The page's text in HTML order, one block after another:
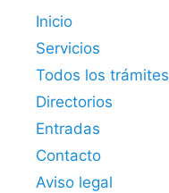
Inicio
Servicios
Todos los trámites
Directorios
Entradas
Contacto
Aviso legal